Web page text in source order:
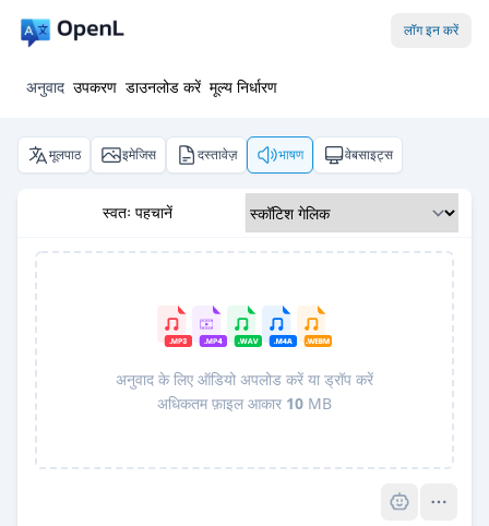
लॉग इन करें
अनुवाद उपकरण डाउनलोड करें मूल्य निर्धारण
मूलपाठ इमेजिस दस्तावेज़ भाषण वेबसाइट्स
स्वतः पहचानें
अनुवाद के लिए ऑडियो अपलोड करें या ड्रॉप करें
अधिकतम फ़ाइल आकार 10 MB